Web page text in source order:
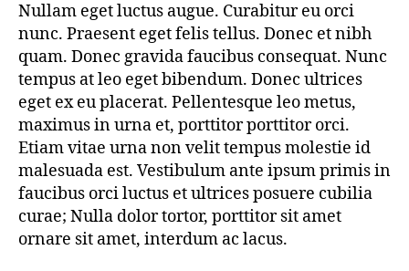
Nullam eget luctus augue. Curabitur eu orci
nunc. Praesent eget felis tellus. Donec et nibh
quam. Donec gravida faucibus consequat. Nunc
tempus at leo eget bibendum. Donec ultrices
eget ex eu placerat. Pellentesque leo metus,
maximus in urna et, porttitor porttitor orci.
Etiam vitae urna non velit tempus molestie id
malesuada est. Vestibulum ante ipsum primis in
faucibus orci luctus et ultrices posuere cubilia
curae; Nulla dolor tortor, porttitor sit amet
ornare sit amet, interdum ac lacus.